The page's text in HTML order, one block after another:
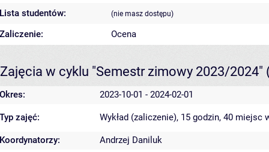
Lista studentów:
(nie masz dostępu)
Zaliczenie: Ocena
Zajęcia w cyklu "Semestr zimowy 2023/2024"
Okres: 2023-10-01 - 2024-02-01
Typ zajęć: Wykład (zaliczenie), 15 godzin, 40 miejsc
Koordynatorzy:
Andrzej Daniluk